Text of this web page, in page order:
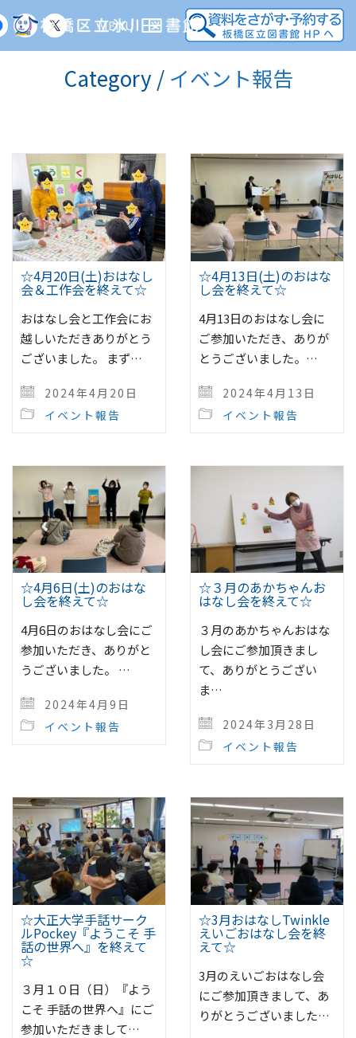
MENU
Category / イベント報告
☆4月20日(土)おはなし
会＆工作会を終えて☆
おはなし会と工作会にお
越しいただきありがとう
ございました。 まず…
2024年4月20日
イベント報告
☆4月13日(土)のおはな
し会を終えて☆
4月13日のおはなし会に
ご参加いただき、ありが
とうございました。…
2024年4月13日
イベント報告
☆4月6日(土)のおはな
し会を終えて☆
4月6日のおはなし会にご
参加いただき、ありがと
うございました。 …
2024年4月9日
イベント報告
☆３月のあかちゃんお
はなし会を終えて☆
３月のあかちゃんおはな
し会にご参加頂きまし
て、ありがとうござい
ま…
2024年3月28日
イベント報告
☆大正大学手話サーク
ルPockey『ようこそ 手
話の世界へ』を終えて
☆
３月１０日（日）『よう
こそ 手話の世界へ』にご
参加いただきまして…
☆3月おはなしTwinkle
えいごおはなし会を終
えて☆
3月のえいごおはなし会
にご参加頂きまして、あ
りがとうございました…